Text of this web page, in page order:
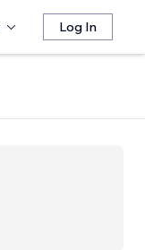
Log In